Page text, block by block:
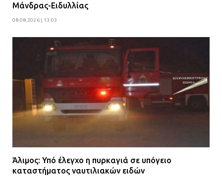
Μάνδρας-Ειδυλλίας
08.08.2026 | 13:03
Άλιμος: Υπό έλεγχο η πυρκαγιά σε υπόγειο
καταστήματος ναυτιλιακών ειδών